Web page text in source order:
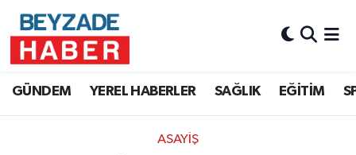
GÜNDEM YEREL HABERLER SAĞLIK EĞİTİM
ASAYİŞ
Hava Durumu
Süper Lig Puan Durumu ve Fikstür